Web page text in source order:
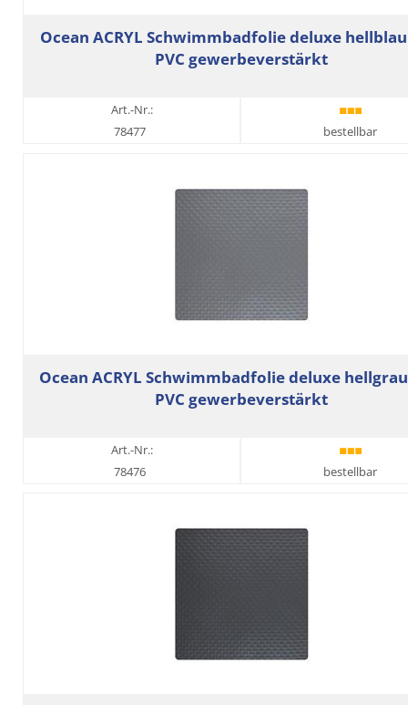
Ocean ACRYL Schwimmbadfolie deluxe
PVC gewerbeverstärkt
Art.-Nr.:
78477
bestellbar
Ocean ACRYL Schwimmbadfolie deluxe
PVC gewerbeverstärkt
Art.-Nr.:
78476
bestellbar